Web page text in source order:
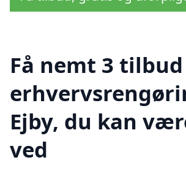
Få nemt 3
Ejby, du kan
ved